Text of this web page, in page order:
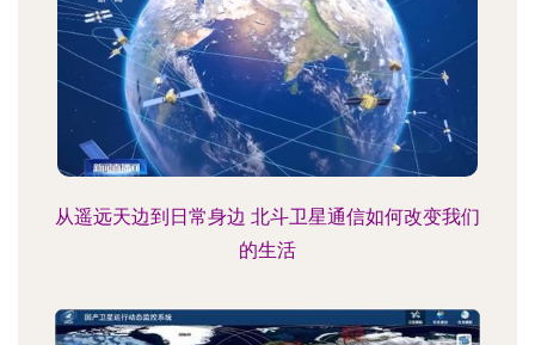
从遥远天边到日常身边 北斗卫星通信如何改变我们
的生活